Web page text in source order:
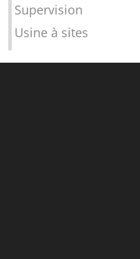
Supervision
Usine à sites